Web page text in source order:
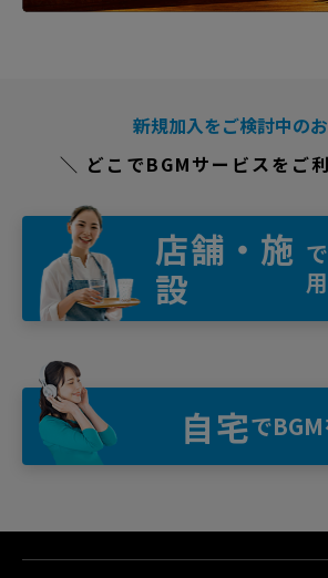
新規加入をご検討中の
＼ どこでBGMサービスをご
店舗・施
設
用
自宅で